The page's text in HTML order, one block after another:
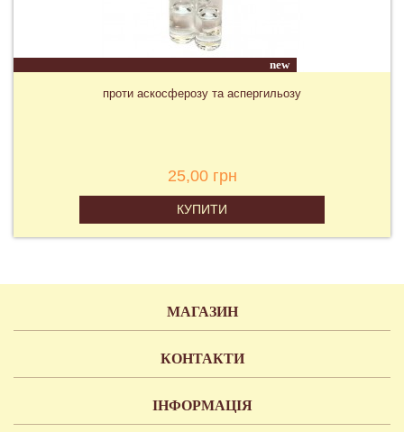
new
проти аскосферозу та аспергильозу
25,00 грн
КУПИТИ
МАГАЗИН
КОНТАКТИ
ІНФОРМАЦІЯ